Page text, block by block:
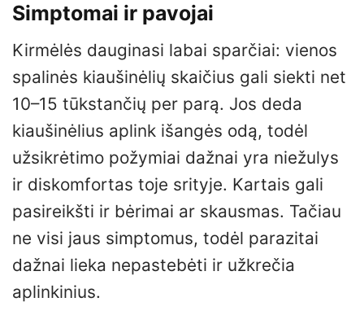
Simptomai ir pavojai
Kirmėlės dauginasi labai sparčiai: vienos
spalinės kiaušinėlių skaičius gali siekti net
10–15 tūkstančių per parą. Jos deda
kiaušinėlius aplink išangės odą, todėl
užsikrėtimo požymiai dažnai yra niežulys
ir diskomfortas toje srityje. Kartais gali
pasireikšti ir bėrimai ar skausmas. Tačiau
ne visi jaus simptomus, todėl parazitai
dažnai lieka nepastebėti ir užkrečia
aplinkinius.